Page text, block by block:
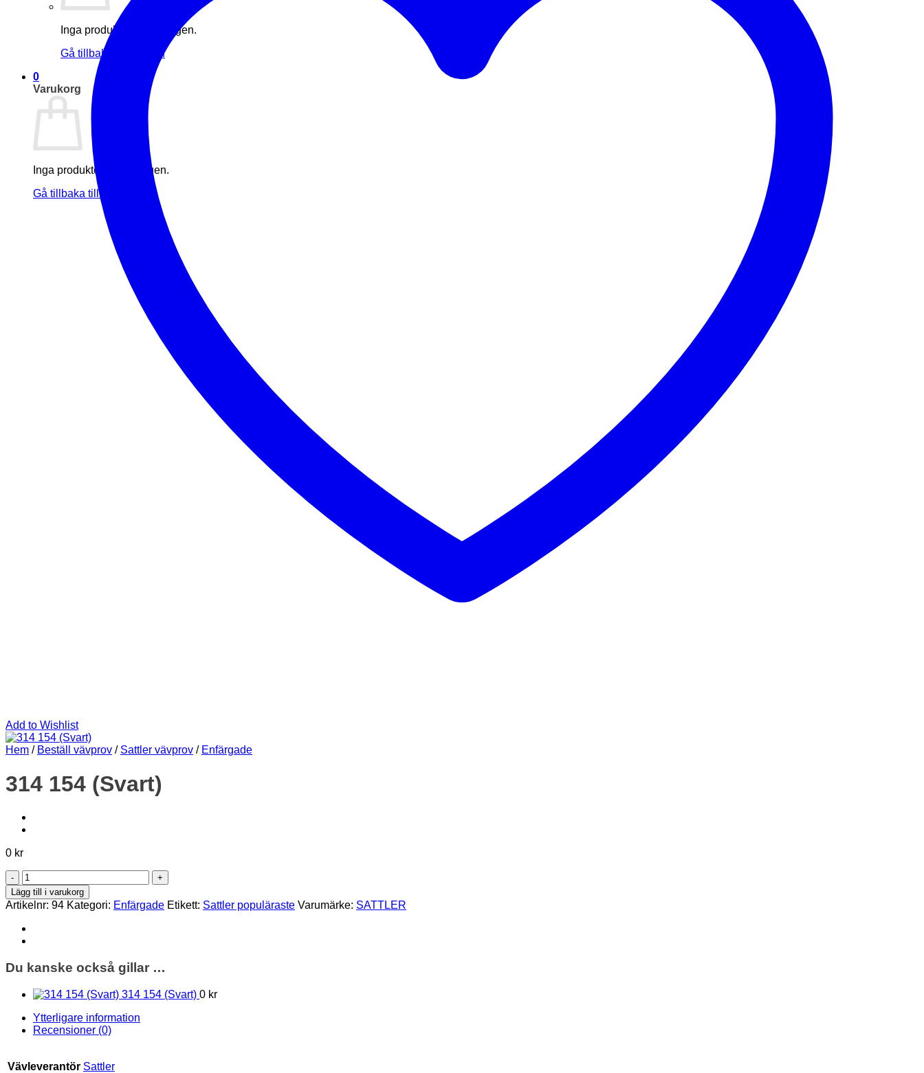
Inga produkter i varukorgen.
Gå tillbaka till butiken
0
Varukorg
Inga produkter i varukorgen.
Gå tillbaka till butiken
Add to Wishlist
Hem / Beställ vävprov / Sattler vävprov / Enfärgade
314 154 (Svart)
0 kr
314
154
(Svart)
mängd
Lägg till i varukorg
Artikelnr: 94 Kategori: Enfärgade Etikett: Sattler populäraste Varumärke: SATTLER
Du kanske också gillar …
314 154 (Svart) 0 kr
Ytterligare information
Recensioner (0)
Vävleverantör Sattler